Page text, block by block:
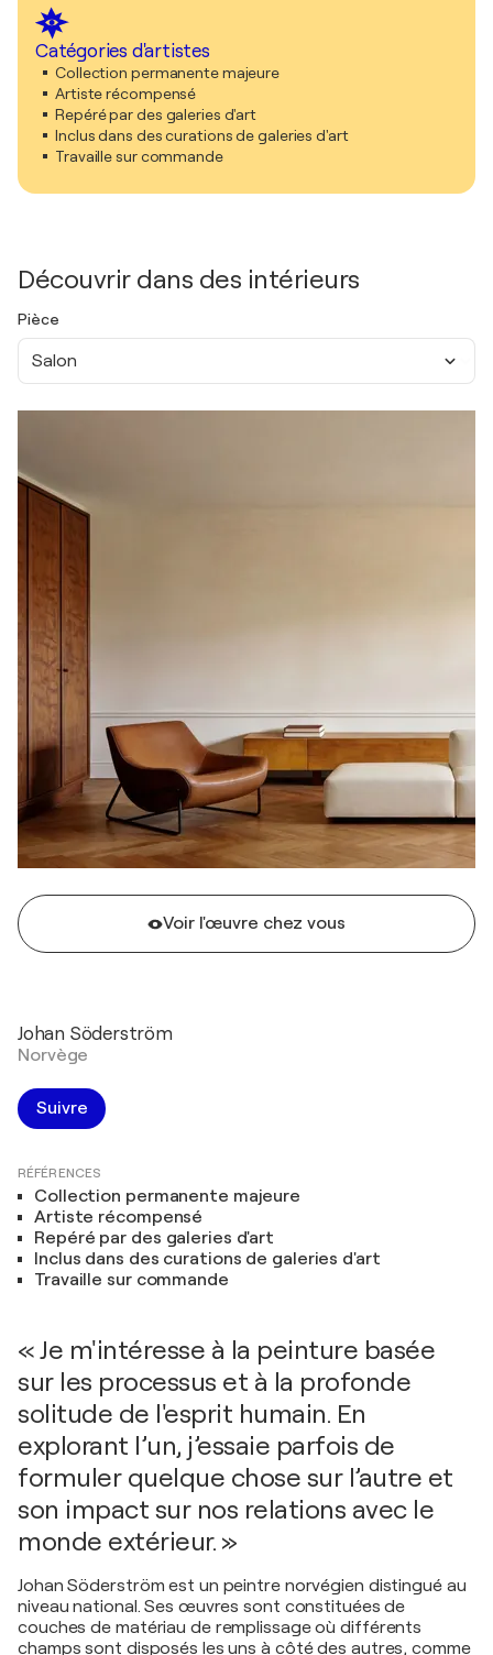
Catégories d'artistes
Collection permanente majeure
Artiste récompensé
Repéré par des galeries d'art
Inclus dans des curations de galeries d'art
Travaille sur commande
Découvrir dans des intérieurs
Pièce
Salon
Voir l'œuvre chez vous
Johan Söderström
Norvège
Suivre
RÉFÉRENCES
Collection permanente majeure
Artiste récompensé
Repéré par des galeries d'art
Inclus dans des curations de galeries d'art
Travaille sur commande
« Je m'intéresse à la peinture basée
sur les processus et à la profonde
solitude de l'esprit humain. En
explorant l’un, j’essaie parfois de
formuler quelque chose sur l’autre et
son impact sur nos relations avec le
monde extérieur. »
Johan Söderström est un peintre norvégien distingué au
niveau national. Ses œuvres sont constituées de
couches de matériau de remplissage où différents
champs sont disposés les uns à côté des autres, comme